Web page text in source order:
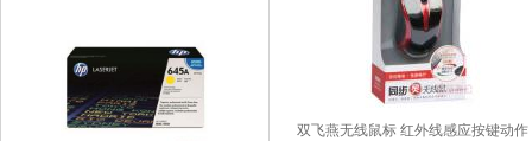
双飞燕无线鼠标 红外线感应按键动作